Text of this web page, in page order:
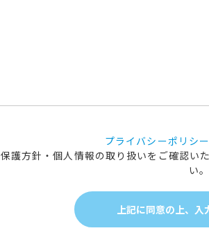
プライバシーポリシー
護方針・個人情報の取り扱いをご確認い
い。
上記に同意の上、入